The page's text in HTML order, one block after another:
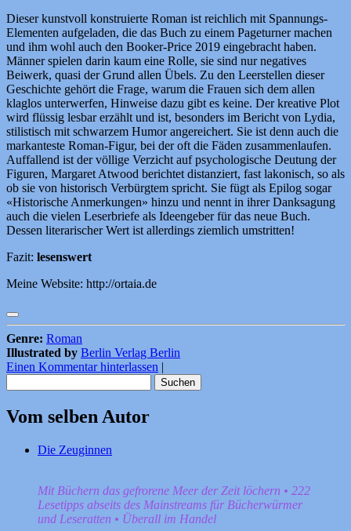
Dieser kunstvoll konstruierte Roman ist reichlich mit Spannungs-
Elementen aufgeladen, die das Buch zu einem Pageturner machen
und ihm wohl auch den Booker-Price 2019 eingebracht haben.
Männer spielen darin kaum eine Rolle, sie sind nur negatives
Beiwerk, quasi der Grund allen Übels. Zu den Leerstellen dieser
Geschichte gehört die Frage, warum die Frauen sich dem allen
klaglos unterwerfen, Hinweise dazu gibt es keine. Der kreative Plot
wird flüssig lesbar erzählt und ist, besonders im Bericht von Lydia,
stilistisch mit schwarzem Humor angereichert. Sie ist denn auch die
markanteste Roman-Figur, bei der oft die Fäden zusammenlaufen.
Auffallend ist der völlige Verzicht auf psychologische Deutung der
Figuren, Margaret Atwood berichtet distanziert, fast lakonisch, so als
ob sie von historisch Verbürgtem spricht. Sie fügt als Epilog sogar
«Historische Anmerkungen» hinzu und nennt in ihrer Danksagung
auch die vielen Leserbriefe als Ideengeber für das neue Buch.
Dessen literarischer Wert ist allerdings ziemlich umstritten!
Fazit: lesenswert
Meine Website: http://ortaia.de
Genre: Roman
Illustrated by Berlin Verlag Berlin
Einen Kommentar hinterlassen |
nach:
Vom selben Autor
Die Zeuginnen
Mit Büchern das gefrorene Meer der Zeit löchern • 222
Lesetipps abseits des Mainstreams für Bücherwürmer
und Leseratten • Überall im Handel